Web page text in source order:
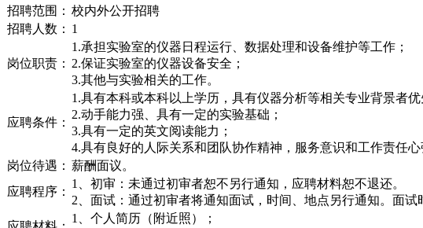
招聘范围： 校内外公开招聘
招聘人数： 1
岗位职责：
1.承担实验室的仪器日程运行、数据处理和设备维护等工作；
2.保证实验室的仪器设备安全；
3.其他与实验相关的工作。
应聘条件：
1.具有本科或本科以上学历，具有仪器分析等相关专业背景者优
2.动手能力强、具有一定的实验基础；
3.具有一定的英文阅读能力；
4.具有良好的人际关系和团队协作精神，服务意识和工作责任心
岗位待遇： 薪酬面议。
应聘程序：
1、初审：未通过初审者恕不另行通知，应聘材料恕不退还。
2、面试：通过初审者将通知面试，时间、地点另行通知。面试
1、个人简历（附近照）；